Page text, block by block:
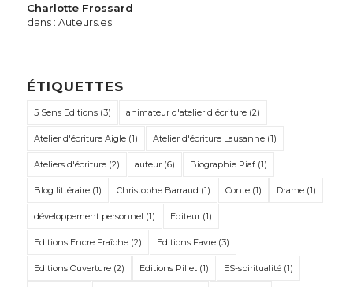
Charlotte Frossard
dans : Auteurs.es
ÉTIQUETTES
5 Sens Editions(3) animateur d'atelier d'écriture(2)
Atelier d'écriture Aigle(1) Atelier d'écriture Lausanne(1)
Ateliers d'écriture(2) auteur(6) Biographie Piaf(1)
Blog littéraire(1) Christophe Barraud (1) Conte(1) Drame(1)
développement personnel (1) Editeur(1)
Editions Encre Fraîche(2) Editions Favre(3)
Editions Ouverture(2) Editions Pillet(1) ES-spiritualité(1)